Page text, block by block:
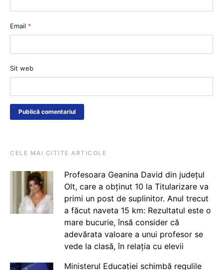
Email *
Sit web
CELE MAI CITITE ARTICOLE
Profesoara Geanina David din județul
Olt, care a obținut 10 la Titularizare va
primi un post de suplinitor. Anul trecut
a făcut naveta 15 km: Rezultatul este o
mare bucurie, însă consider că
adevărata valoare a unui profesor se
vede la clasă, în relația cu elevii
Ministerul Educației schimbă regulile